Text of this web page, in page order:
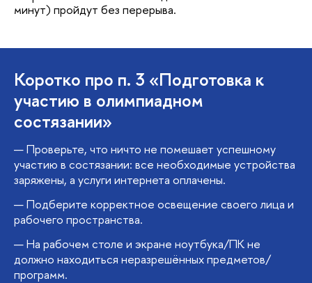
минут) пройдут без перерыва.
Коротко про п. 3 «Подготовка к
участию в олимпиадном
состязании»
Проверьте, что ничто не помешает успешному
участию в состязании: все необходимые устройства
заряжены, а услуги интернета оплачены.
Подберите корректное освещение своего лица и
рабочего пространства.
На рабочем столе и экране ноутбука/ПК не
должно находиться неразрешённых предметов/
программ.